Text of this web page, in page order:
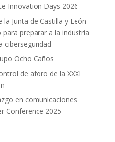
Innovation Days 2026
la Junta de Castilla y León
preparar a la industria
ciberseguridad
Ocho Caños
de aforo de la XXXI
en comunicaciones
Conference 2025